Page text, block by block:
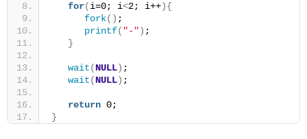
for(i=0; i<2; i++){
fork() ;
printf( "-") ;
}
wait(NULL) ;
wait(NULL) ;
return 0;
}